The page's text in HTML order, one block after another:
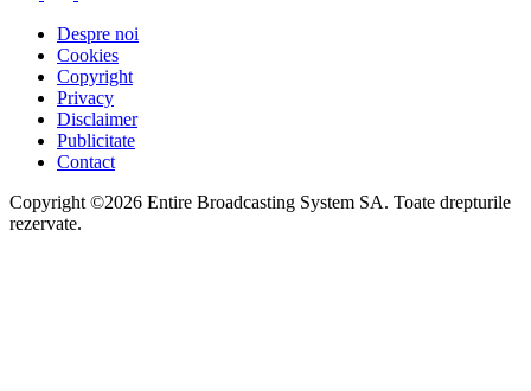
Despre noi
Cookies
Copyright
Privacy
Disclaimer
Publicitate
Contact
Copyright ©2026 Entire Broadcasting System SA. Toate drepturile
rezervate.